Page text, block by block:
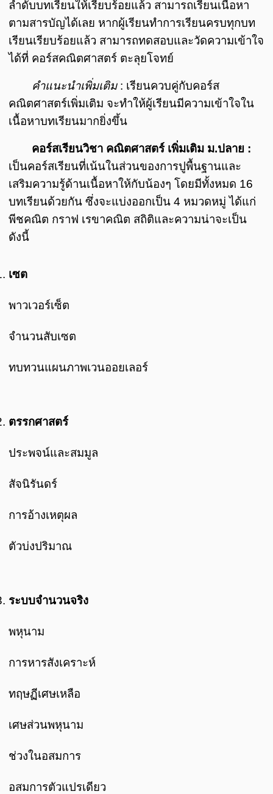
ลำดับบทเรียนให้เรียบร้อยแล้ว สามารถเรียนเนื้อหา
ตามสารบัญได้เลย หากผู้เรียนทำการเรียนครบทุกบท
เรียนเรียบร้อยแล้ว สามารถทดสอบและวัดความเข้าใจ
ได้ที่ คอร์สคณิตศาสตร์ ตะลุยโจทย์
คำแนะนำเพิ่มเติม: เรียนควบคู่กับคอร์ส
คณิตศาสตร์เพิ่มเติม จะทำให้ผู้เรียนมีความเข้าใจใน
เนื้อหาบทเรียนมากยิ่งขึ้น
คอร์สเรียนวิชา คณิตศาสตร์ เพิ่มเติม ม.ปลาย :
เป็นคอร์สเรียนที่เน้นในส่วนของการปูพื้นฐานและ
เสริมความรู้ด้านเนื้อหาให้กับน้องๆ โดยมีทั้งหมด 16
บทเรียนด้วยกัน ซึ่งจะแบ่งออกเป็น 4 หมวดหมู่ ได้แก่
พีชคณิต กราฟ เรขาคณิต สถิติและความน่าจะเป็น
ดังนี้
เซต
พาวเวอร์เซ็ต
จำนวนสับเซต
ทบทวนแผนภาพเวนออยเลอร์
ตรรกศาสตร์
ประพจน์และสมมูล
สัจนิรันดร์
การอ้างเหตุผล
ตัวบ่งปริมาณ
ระบบจำนวนจริง
พหุนาม
การหารสังเคราะห์
ทฤษฏีเศษเหลือ
เศษส่วนพหุนาม
ช่วงในอสมการ
อสมการตัวแปรเดียว